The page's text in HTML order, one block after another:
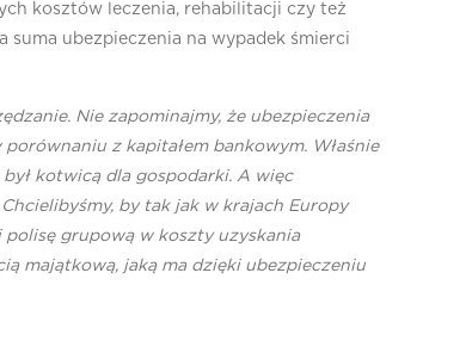
kosztów leczenia, rehabilitacji czy też
suma ubezpieczenia na wypadek śmierci
Nie zapominajmy, że ubezpieczenia
z kapitałem bankowym. Właśnie
kotwicą dla gospodarki. A więc
by tak jak w krajach Europy
polisę grupową w koszty uzyskania
majątkową, jaką ma dzięki ubezpieczeniu